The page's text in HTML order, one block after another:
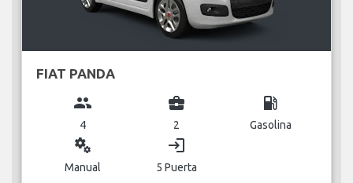
FIAT PANDA
group
4
business_center
2
local_gas_station
Gasolina
miscellaneous_services
Manual
login
5 Puerta